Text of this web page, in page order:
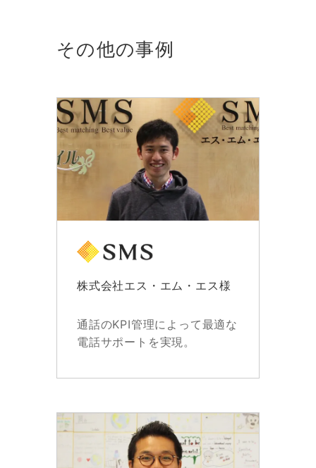
その他の事例
株式会社エス・エム・エス様
通話のKPI管理によって最適な
電話サポートを実現。